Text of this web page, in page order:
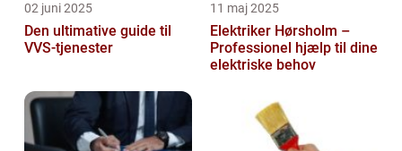
02 juni 2025
Den ultimative guide til
VVS-tjenester
11 maj 2025
Elektriker Hørsholm –
Professionel hjælp til dine
elektriske behov